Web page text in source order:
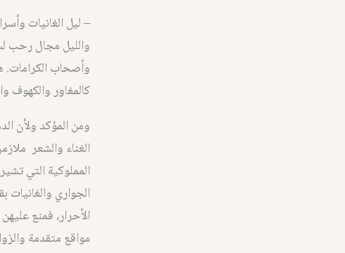
– ليل الغانيات
والليل مجال رحب
وأصحاب الكرامات.
كالمغاور والكهوف
ومن المؤكد ولأن
الغناء والشعر
المملوكية التي
الجواري
الأحرار، فمنع
مواقع متقدمة